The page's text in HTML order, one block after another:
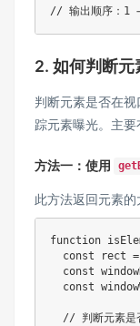
// 输出顺序：
2. 如何判断元
判断元素是否在
踪元素曝光。主要
方法一：使用
此方法返回元素
function
const rect =
const
const
// 判断元素是